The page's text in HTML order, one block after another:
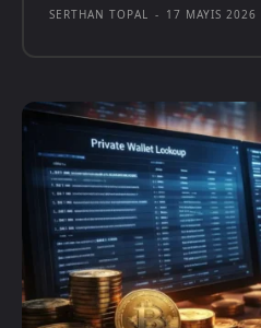
SERTHAN TOPAL - 17 MAYIS 2026